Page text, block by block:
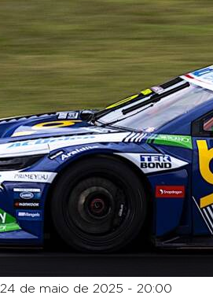
24 de maio de 2025 - 20:00